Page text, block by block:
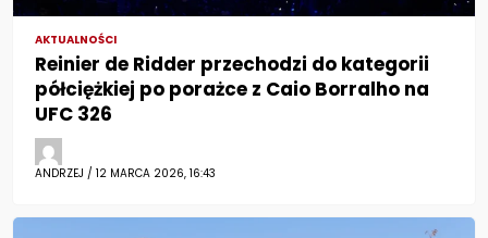
AKTUALNOŚCI
Reinier de Ridder przechodzi do kategorii
półciężkiej po porażce z Caio Borralho na
UFC 326
ANDRZEJ / 12 MARCA 2026, 16:43